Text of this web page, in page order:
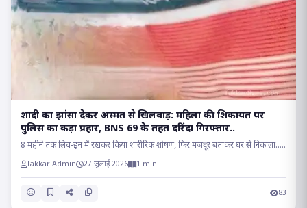
शादी का झांसा देकर अस्मत से खिलवाड़: महिला की शिकायत पर
पुलिस का कड़ा प्रहार, BNS 69 के तहत दरिंदा गिरफ्तार..
8 महीने तक लिव-इन में रखकर किया शारीरिक शोषण, फिर मजदूर बताकर घर से निकाला.....
Takkar Admin 27 जुलाई 2026 1 min
83